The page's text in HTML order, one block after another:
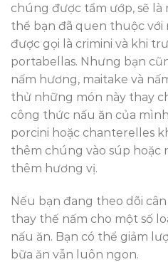
chúng được tẩm ướp, sẽ là
thể bạn đã quen thuộc với
được gọi là crimini và khi
portabellas. Nhưng bạn
nấm hương, maitake và
thử những món này thay
công thức nấu ăn của
porcini hoặc chanterelles
thêm chúng vào súp hoặc
thêm hương vị.
Nếu bạn đang theo dõi
thay thế nấm cho một số
nấu ăn. Bạn có thể giảm
bữa ăn vẫn luôn ngon.